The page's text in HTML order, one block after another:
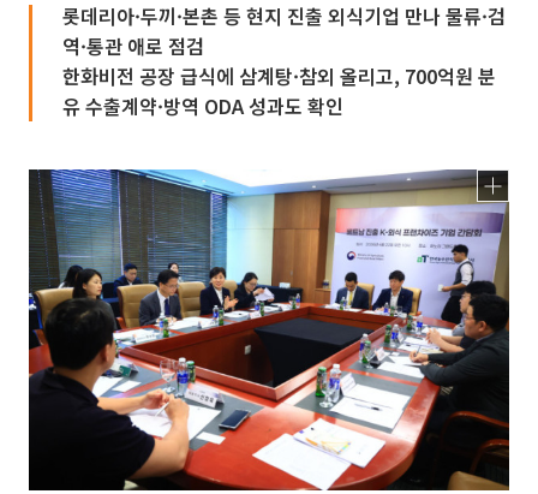
롯데리아·두끼·본촌 등 현지 진출 외식기업 만나 물류·검
역·통관 애로 점검
한화비전 공장 급식에 삼계탕·참외 올리고, 700억원 분
유 수출계약·방역 ODA 성과도 확인